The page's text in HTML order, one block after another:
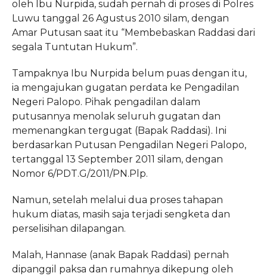
oleh Ibu Nurpida, sudah pernah di proses di Polres
Luwu tanggal 26 Agustus 2010 silam, dengan
Amar Putusan saat itu “Membebaskan Raddasi dari
segala Tuntutan Hukum”.
Tampaknya Ibu Nurpida belum puas dengan itu,
ia mengajukan gugatan perdata ke Pengadilan
Negeri Palopo. Pihak pengadilan dalam
putusannya menolak seluruh gugatan dan
memenangkan tergugat (Bapak Raddasi). Ini
berdasarkan Putusan Pengadilan Negeri Palopo,
tertanggal 13 September 2011 silam, dengan
Nomor 6/PDT.G/2011/PN.Plp.
Namun, setelah melalui dua proses tahapan
hukum diatas, masih saja terjadi sengketa dan
perselisihan dilapangan.
Malah, Hannase (anak Bapak Raddasi) pernah
dipanggil paksa dan rumahnya dikepung oleh